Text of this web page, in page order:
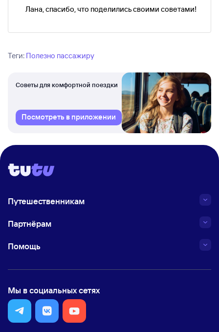
Лана, спасибо, что поделились своими советами!
Теги: Полезно пассажиру
Советы для комфортной поездки
Посмотреть в приложении
Путешественникам
Партнёрам
Помощь
Мы в социальных сетях